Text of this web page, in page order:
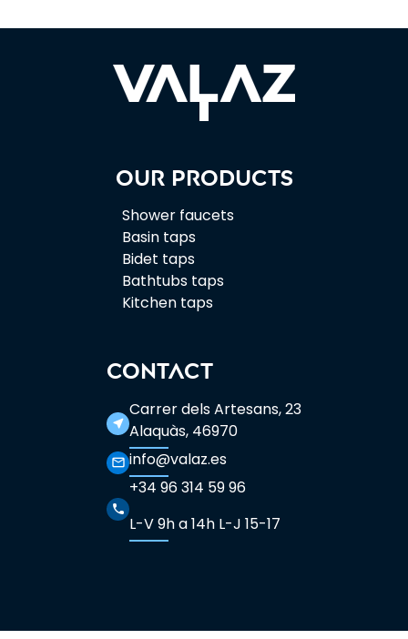
Our products
Shower faucets
Basin taps
Bidet taps
Bathtubs taps
Kitchen taps
CONTACT
near_me
Carrer dels Artesans, 23
Alaquàs, 46970
mail_outline info@valaz.es
phone
+34 96 314 59 96
L-V 9h a 14h L-J 15-17